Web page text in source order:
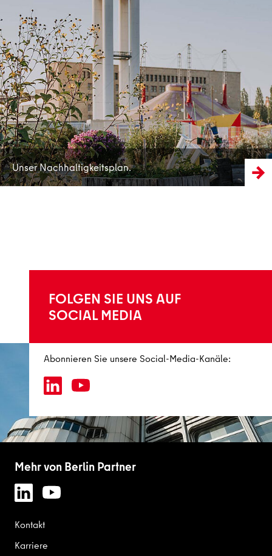
Unser Nachhaltigkeitsplan.
Mehr erfahren
FOLGEN SIE UNS AUF
SOCIAL MEDIA
Abonnieren Sie unsere Social-Media-Kanäle:
Mehr von Berlin Partner
Kontakt
Karriere